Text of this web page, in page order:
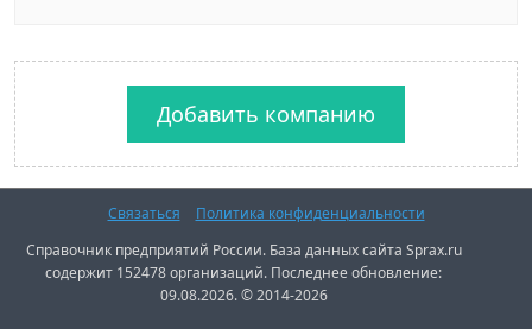
Добавить компанию
Связаться
Политика конфиденциальности
Справочник предприятий России. База данных сайта Sprax.ru
содержит 152478 организаций. Последнее обновление:
09.08.2026. © 2014-2026